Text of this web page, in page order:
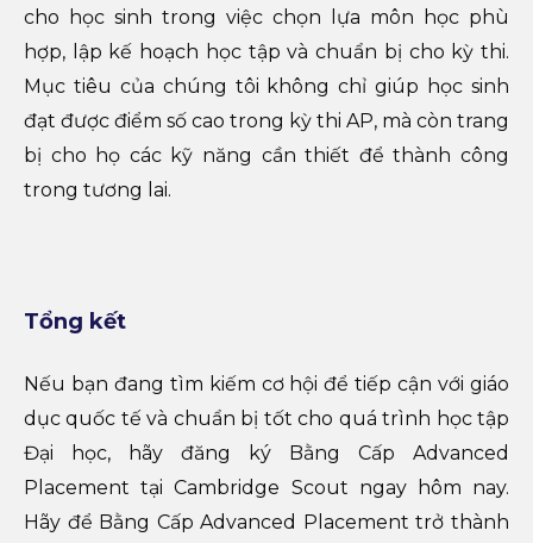
cho học sinh trong việc chọn lựa môn học phù
hợp, lập kế hoạch học tập và chuẩn bị cho kỳ thi.
Mục tiêu của chúng tôi không chỉ giúp học sinh
đạt được điểm số cao trong kỳ thi AP, mà còn trang
bị cho họ các kỹ năng cần thiết để thành công
trong tương lai.
Tổng kết
Nếu bạn đang tìm kiếm cơ hội để tiếp cận với giáo
dục quốc tế và chuẩn bị tốt cho quá trình học tập
Đại học, hãy đăng ký Bằng Cấp Advanced
Placement tại Cambridge Scout ngay hôm nay.
Hãy để Bằng Cấp Advanced Placement trở thành